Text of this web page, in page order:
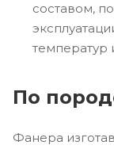
составом,
температур
По
Фанера